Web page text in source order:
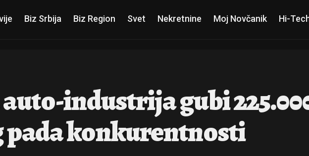
Biz Srbija Biz Region Svet Nekretnine Moj Novčanik Hi-
industrija gubi
pada konkurentnosti